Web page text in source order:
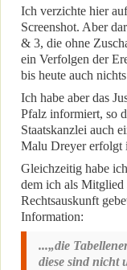
Ich verzichte hier
Screenshot. Aber
& 3, die ohne
ein Verfolgen der
bis heute auch
Ich habe aber das
Pfalz informiert, so
Staatskanzlei auch
Malu Dreyer erfolgt
Gleichzeitig habe
dem ich als Mitglied
Rechtsauskunft
Information:
...„die
diese sind nicht